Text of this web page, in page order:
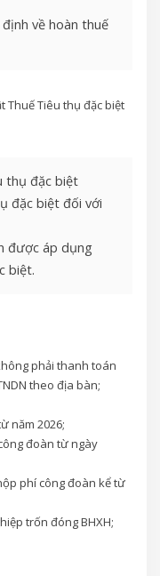
về hoàn thuế
Thuế Tiêu thụ đặc biệt
thụ đặc biệt
đặc biệt đối với
được áp dụng
biệt.
phải thanh toán
theo địa bàn;
năm 2026;
đoàn từ ngày
phí công đoàn kể từ
trốn đóng BHXH;